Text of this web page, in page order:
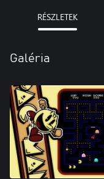
RÉSZLETEK
Galéria